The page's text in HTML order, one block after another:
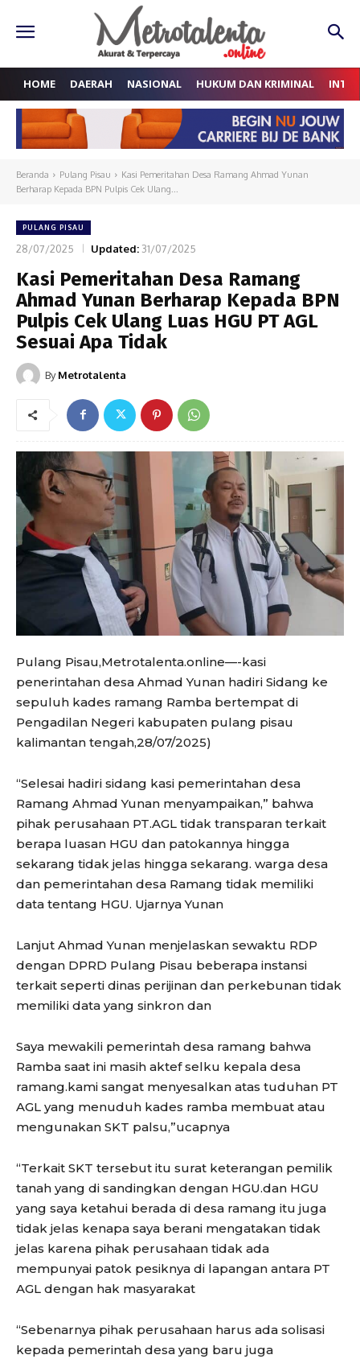
HOME DAERAH NASIONAL HUKUM DAN KRIMINAL
Beranda Pulang Pisau
Kasi Pemeritahan Desa Ramang Ahmad Yunan
Berharap Kepada BPN Pulpis Cek Ulang...
PULANG PISAU
28/07/2025 Updated: 31/07/2025
Kasi Pemeritahan Desa Ramang
Ahmad Yunan Berharap Kepada BPN
Pulpis Cek Ulang Luas HGU PT AGL
Sesuai Apa Tidak
By Metrotalenta
Pulang Pisau,Metrotalenta.online—-kasi
penerintahan desa Ahmad Yunan hadiri Sidang ke
sepuluh kades ramang Ramba bertempat di
Pengadilan Negeri kabupaten pulang pisau
kalimantan tengah,28/07/2025)
“Selesai hadiri sidang kasi pemerintahan desa
Ramang Ahmad Yunan menyampaikan,” bahwa
pihak perusahaan PT.AGL tidak transparan terkait
berapa luasan HGU dan patokannya hingga
sekarang tidak jelas hingga sekarang. warga desa
dan pemerintahan desa Ramang tidak memiliki
data tentang HGU. Ujarnya Yunan
Lanjut Ahmad Yunan menjelaskan sewaktu RDP
dengan DPRD Pulang Pisau beberapa instansi
terkait seperti dinas perijinan dan perkebunan tidak
memiliki data yang sinkron dan
Saya mewakili pemerintah desa ramang bahwa
Ramba saat ini masih aktef selku kepala desa
ramang.kami sangat menyesalkan atas tuduhan PT
AGL yang menuduh kades ramba membuat atau
mengunakan SKT palsu,”ucapnya
“Terkait SKT tersebut itu surat keterangan pemilik
tanah yang di sandingkan dengan HGU.dan HGU
yang saya ketahui berada di desa ramang itu juga
tidak jelas kenapa saya berani mengatakan tidak
jelas karena pihak perusahaan tidak ada
mempunyai patok pesiknya di lapangan antara PT
AGL dengan hak masyarakat
“Sebenarnya pihak perusahaan harus ada solisasi
kepada pemerintah desa yang baru juga